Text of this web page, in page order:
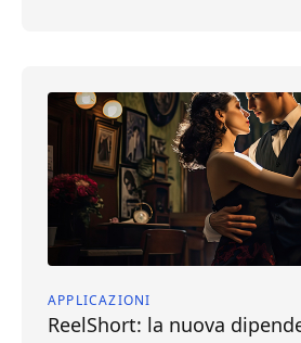
APPLICAZIONI
ReelShort: la nuova